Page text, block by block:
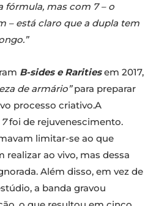
fórmula, mas com 7 – o
– está claro que a dupla tem
B-sides e Rarities em 2017,
de armário”para preparar
processo criativo.A
7foi de rejuvenescimento.
limitar-se ao que
realizar ao vivo, mas dessa
Além disso, em vez de
a banda gravou